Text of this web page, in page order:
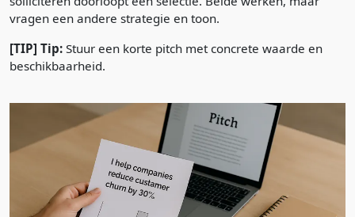
vragen een andere strategie en toon.
[TIP] Tip: Stuur een korte pitch met concrete waarde en
beschikbaarheid.